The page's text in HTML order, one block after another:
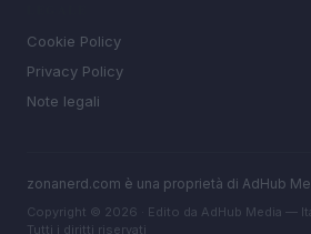
Cookie Policy
Privacy Policy
Note legali
zonanerd.com è una proprietà di AdHub
Copyright © 2026 · Edito da AdHub Media —
Tutti i diritti riservati